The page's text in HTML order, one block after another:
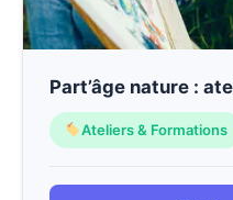
Part’âge nature :
Ateliers & Formations